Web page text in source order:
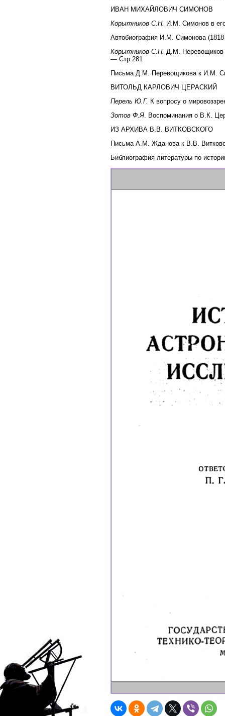
ИВАН МИХАЙЛОВИЧ СИМОНОВ
Корытников С.Н. И.М. Симонов в
Автобиография И.М. Симонова
Корытников С.Н. Д.М. Перевощиков
— Стр.281
Письма Д.М. Перевощикова к И.М.
ВИТОЛЬД КАРЛОВИЧ ЦЕРАСКИЙ
Перель Ю.Г. К вопросу о
Зотов Ф.Я. Воспоминания о В.К.
ИЗ АРХИВА В.В. ВИТКОВСКОГО
Письма А.М. Жданова к В.В.
Библиография литературы по